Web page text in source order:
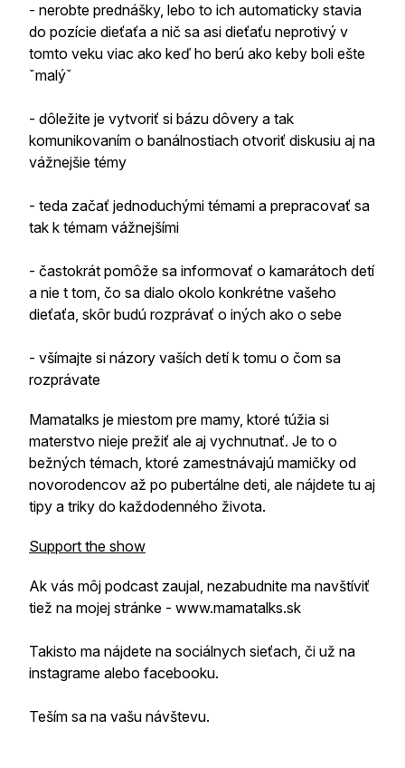
- nerobte prednášky, lebo to ich automaticky stavia
do pozície dieťaťa a nič sa asi dieťaťu neprotivý v
tomto veku viac ako keď ho berú ako keby boli ešte
ˇmalýˇ
- dôležite je vytvoriť si bázu dôvery a tak
komunikovaním o banálnostiach otvoriť diskusiu aj na
vážnejšie témy
- teda začať jednoduchými témami a prepracovať sa
tak k témam vážnejšími
- častokrát pomôže sa informovať o kamarátoch detí
a nie t tom, čo sa dialo okolo konkrétne vašeho
dieťaťa, skôr budú rozprávať o iných ako o sebe
- všímajte si názory vaších detí k tomu o čom sa
rozprávate
Mamatalks je miestom pre mamy, ktoré túžia si
materstvo nieje prežiť ale aj vychnutnať. Je to o
bežných témach, ktoré zamestnávajú mamičky od
novorodencov až po pubertálne deti, ale nájdete tu aj
tipy a triky do každodenného života.
Support the show
Ak vás môj podcast zaujal, nezabudnite ma navštíviť
tiež na mojej stránke - www.mamatalks.sk
Takisto ma nájdete na sociálnych sieťach, či už na
instagrame alebo facebooku.
Teším sa na vašu návštevu.